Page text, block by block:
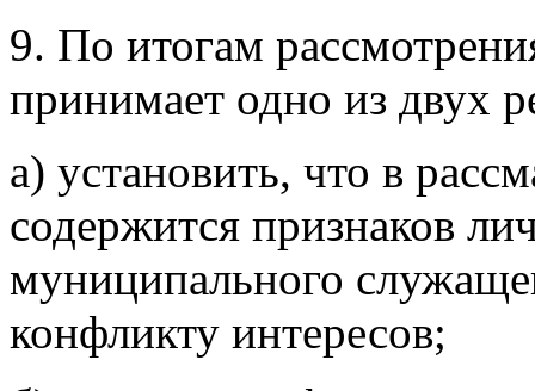
9. По итогам
принимает одно из двух
а) установить, что в
содержится признаков
муниципального
конфликту интересов;